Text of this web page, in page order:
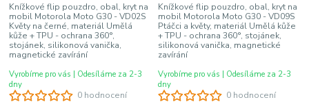
0 hodnocení
Knížkové flip pouzdro, obal, kryt na
mobil Motorola Moto G30 - VD02S
Květy na černé, materiál Umělá
kůže + TPU - ochrana 360°,
stojánek, silikonová vanička,
magnetické zavírání
Vyrobíme pro vás | Odesíláme za 2-3
dny
0 hodnocení
Knížkové flip pouzdro, obal, kryt na
mobil Motorola Moto G30 - VD09S
Ptáčci a květy, materiál Umělá kůže
+ TPU - ochrana 360°, stojánek,
silikonová vanička, magnetické
zavírání
Vyrobíme pro vás | Odesíláme za 2-3
dny